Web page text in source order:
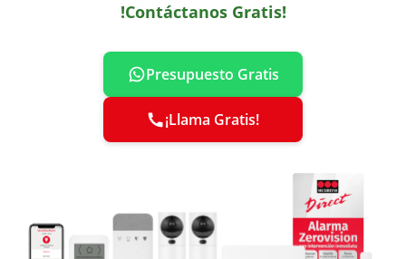
!Contáctanos Gratis!
Presupuesto Gratis
¡Llama Gratis!